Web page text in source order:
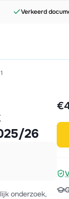
Verkeerd
26
onderzoek,